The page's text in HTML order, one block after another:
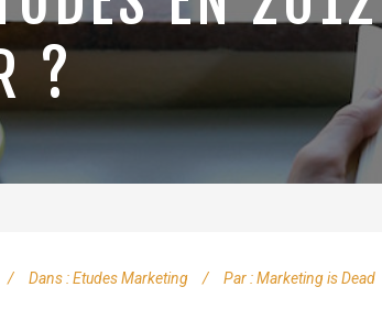
?
Dans :Etudes Marketing Par :Marketing is Dead